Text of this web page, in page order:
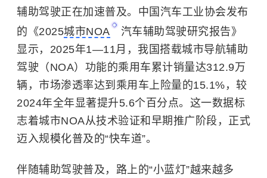
辅助驾驶正在加速普及。 中国汽车工业协会发布
的《2025城市NOA
汽车辅助驾驶研究报告》
显示，2025年1—11月，我国搭载城市导航辅助
驾驶（NOA）功能的乘用车累计销量达312.9万
辆，市场渗透率达到乘用车上险量的15.1%，较
2024年全年显著提升5.6个百分点。这一数据标
志着城市NOA从技术验证和早期推广阶段，正式
迈入规模化普及的“快车道”。
伴随辅助驾驶普及，路上的“小蓝灯”越来越多